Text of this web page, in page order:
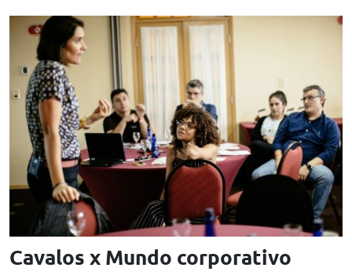
Cavalos x Mundo corporativo